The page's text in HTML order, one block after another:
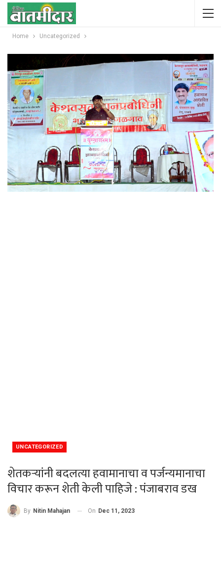
Home Uncategorized
UNCATEGORIZED
शेतकऱ्यांनी बदलत्या हवामानाचा व पर्जन्यमानाचा
विचार करून शेती केली पाहिजे : पंजाबराव डख
By Nitin Mahajan On Dec 11, 2023